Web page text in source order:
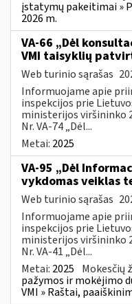
įstatymų pakeitimai »
2026 m.
VA-66 „Dėl
VMI taisyklių
Web turinio sąrašas
Informuojame apie
inspekcijos prie
ministerijos viršininko
Nr. VA-74 „Dėl...
Metai: 2025
VA-95 „Dėl
vykdomas veiklas
Web turinio sąrašas
Informuojame apie
inspekcijos prie
ministerijos viršininko
Nr. VA-41 „Dėl...
Metai: 2025 Mokesčių
pažymos ir mokėjimo
VMI » Raštai,